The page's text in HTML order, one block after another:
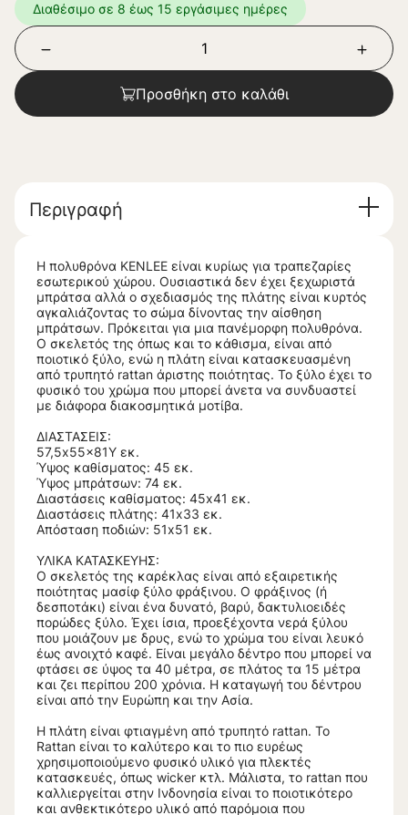
Διαθέσιμο σε 8 έως 15 εργάσιμες ημέρες
Προσθήκη στο καλάθι
Περιγραφή
Η πολυθρόνα KENLEE είναι κυρίως για τραπεζαρίες
εσωτερικού χώρου. Ουσιαστικά δεν έχει ξεχωριστά
μπράτσα αλλά ο σχεδιασμός της πλάτης είναι κυρτός
αγκαλιάζοντας το σώμα δίνοντας την αίσθηση
μπράτσων. Πρόκειται για μια πανέμορφη πολυθρόνα.
Ο σκελετός της όπως και το κάθισμα, είναι από
ποιοτικό ξύλο, ενώ η πλάτη είναι κατασκευασμένη
από τρυπητό rattan άριστης ποιότητας. Το ξύλο έχει το
φυσικό του χρώμα που μπορεί άνετα να συνδυαστεί
με διάφορα διακοσμητικά μοτίβα.
ΔΙΑΣΤΑΣΕΙΣ:
57,5x55x81Y εκ.
Ύψος καθίσματος: 45 εκ.
Ύψος μπράτσων: 74 εκ.
Διαστάσεις καθίσματος: 45x41 εκ.
Διαστάσεις πλάτης: 41x33 εκ.
Απόσταση ποδιών: 51x51 εκ.
ΥΛΙΚΑ ΚΑΤΑΣΚΕΥΗΣ:
Ο σκελετός της καρέκλας είναι από εξαιρετικής
ποιότητας μασίφ ξύλο φράξινου. Ο φράξινος (ή
δεσποτάκι) είναι ένα δυνατό, βαρύ, δακτυλιοειδές
πορώδες ξύλο. Έχει ίσια, προεξέχοντα νερά ξύλου
που μοιάζουν με δρυς, ενώ το χρώμα του είναι λευκό
έως ανοιχτό καφέ. Είναι μεγάλο δέντρο που μπορεί να
φτάσει σε ύψος τα 40 μέτρα, σε πλάτος τα 15 μέτρα
και ζει περίπου 200 χρόνια. Η καταγωγή του δέντρου
είναι από την Ευρώπη και την Ασία.
Η πλάτη είναι φτιαγμένη από τρυπητό rattan. Το
Rattan είναι το καλύτερο και το πιο ευρέως
χρησιμοποιούμενο φυσικό υλικό για πλεκτές
κατασκευές, όπως wicker κτλ. Μάλιστα, το rattan που
καλλιεργείται στην Ινδονησία είναι το ποιοτικότερο
και ανθεκτικότερο υλικό από παρόμοια που